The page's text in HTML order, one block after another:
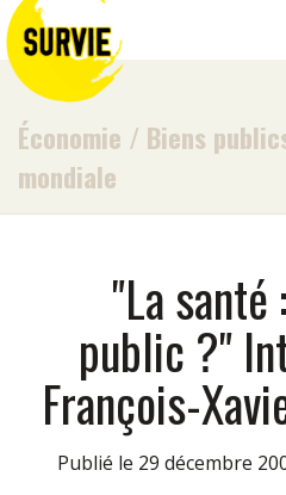
Économie / Biens
mondiale
"La santé
public ?"
François-
Publié le 29 décembre